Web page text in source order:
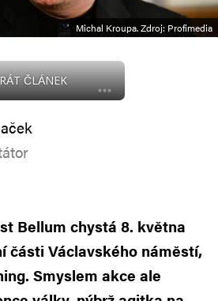
Michal Kroupa. Zdroj: Profimedia
ČLÁNEK
Bellum chystá 8. května
části Václavského náměstí,
Smyslem akce ale